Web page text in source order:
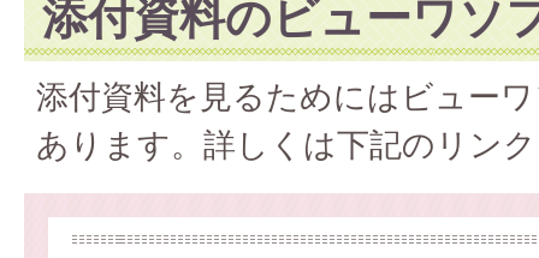
添付資料のビューワソ
添付資料を見るためにはビュー
あります。詳しくは下記のリン